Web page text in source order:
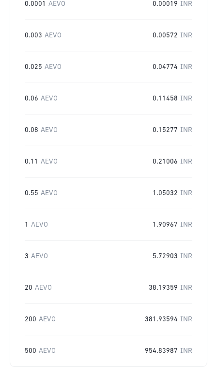
0.0001 AEVO 0.00019 INR
0.003 AEVO 0.00572 INR
0.025 AEVO 0.04774 INR
0.06 AEVO 0.11458 INR
0.08 AEVO 0.15277 INR
0.11 AEVO 0.21006 INR
0.55 AEVO 1.05032 INR
1 AEVO 1.90967 INR
3 AEVO 5.72903 INR
20 AEVO 38.19359 INR
200 AEVO 381.93594 INR
500 AEVO 954.83987 INR